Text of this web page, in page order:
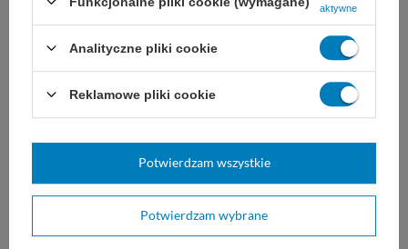
VAH 2015
Bakteriobójczy, drożdżakobójczy 1 min
EN 16615* (bakteriobójczy,
EN 16615* (grzybobójczy) 5 min
EN 16615* (bójczy wobec prątków
aktywne
Analityczne pliki cookie
Reklamowe pliki cookie
Potwierdzam wybrane
Potwierdzam wszystkie